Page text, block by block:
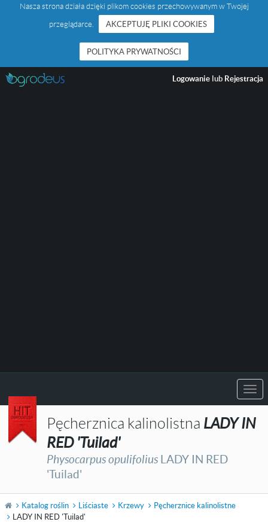
Nasza strona działa dzięki plikom cookies przechowywanym w Twojej
przeglądarce.
AKCEPTUJĘ PLIKI COOKIES
POLITYKA PRYWATNOŚCI
Logowanie lub Rejestracja
Pęcherznica kalinolistna LADY IN
RED 'Tuilad'
Physocarpus opulifolius LADY IN RED
'Tuilad'
Katalog roślin Liściaste Krzewy
Pęcherznice kalinolistne
LADY IN RED 'Tuilad'